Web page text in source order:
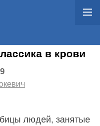
в крови
людей, занятые